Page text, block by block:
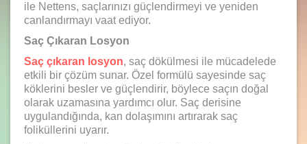
ile Nettens, saçlarınızı güçlendirmeyi ve yeniden
canlandırmayı vaat ediyor.
Saç Çıkaran Losyon
Saç çıkaran losyon, saç dökülmesi ile mücadelede
etkili bir çözüm sunar. Özel formülü sayesinde saç
köklerini besler ve güçlendirir, böylece saçın doğal
olarak uzamasına yardımcı olur. Saç derisine
uygulandığında, kan dolaşımını artırarak saç
foliküllerini uyarır.